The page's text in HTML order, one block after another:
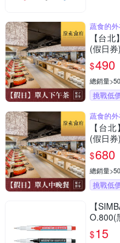
蔬食的
【台
(假日
$490
總銷量>50
挑戰低
蔬食的
【台
(假日
$680
總銷量>50
挑戰低
【
O.800(
$15